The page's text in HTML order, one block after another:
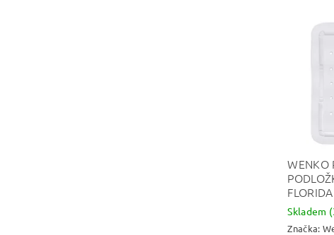
WENKO
Skladem
Značka: